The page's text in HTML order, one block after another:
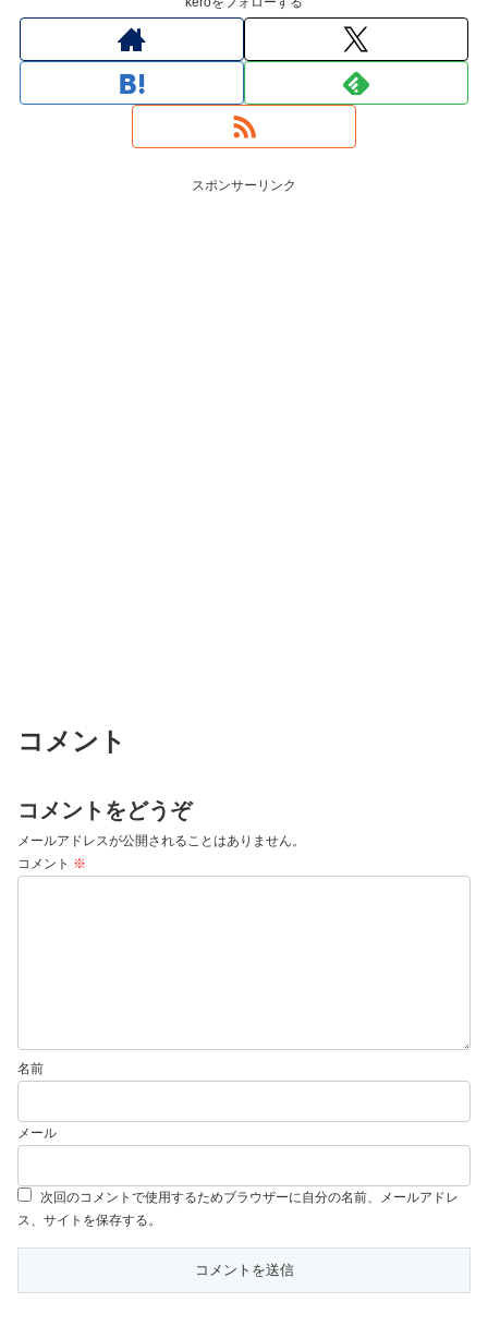
スポンサーリンク
コメント
コメントをどうぞ
メールアドレスが公開されることはありません。
コメント ※
名前
メール
次回のコメントで使用するためブラウザーに自分の名前、メールアドレ
ス、サイトを保存する。